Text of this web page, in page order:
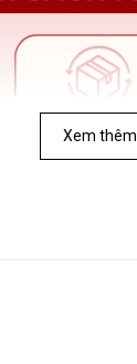
Xem thêm